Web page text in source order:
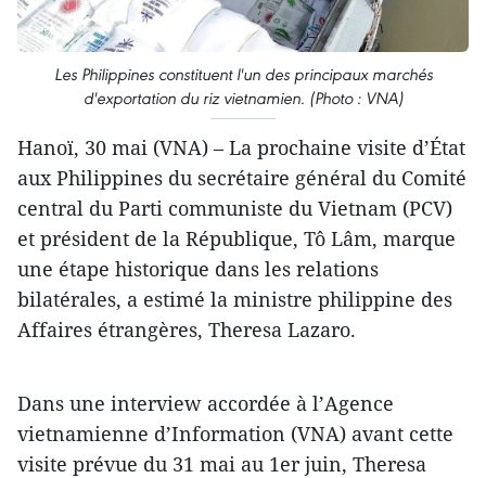
Les Philippines constituent l'un des principaux marchés
d'exportation du riz vietnamien. (Photo : VNA)
Hanoï, 30 mai (VNA) – La prochaine visite d’État
aux Philippines du secrétaire général du Comité
central du Parti communiste du Vietnam (PCV)
et président de la République, Tô Lâm, marque
une étape historique dans les relations
bilatérales, a estimé la ministre philippine des
Affaires étrangères, Theresa Lazaro.
Dans une interview accordée à l’Agence
vietnamienne d’Information (VNA) avant cette
visite prévue du 31 mai au 1er juin, Theresa